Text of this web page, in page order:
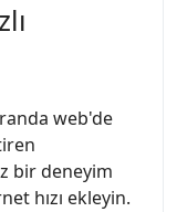
web'de
bir deneyim
hızı ekleyin.